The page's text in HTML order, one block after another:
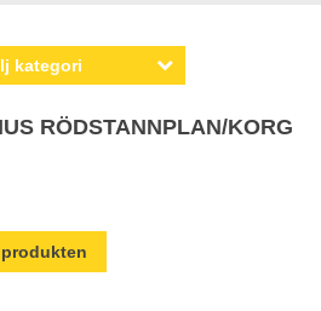
RÖDSTANNPLAN/KORG